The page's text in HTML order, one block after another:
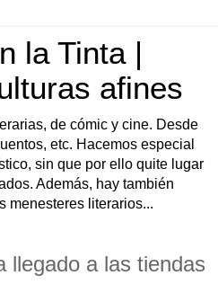
la Tinta |
afines
de cómic y cine. Desde
etc. Hacemos especial
sin que por ello quite lugar
Además, hay también
menesteres literarios...
llegado a las tiendas